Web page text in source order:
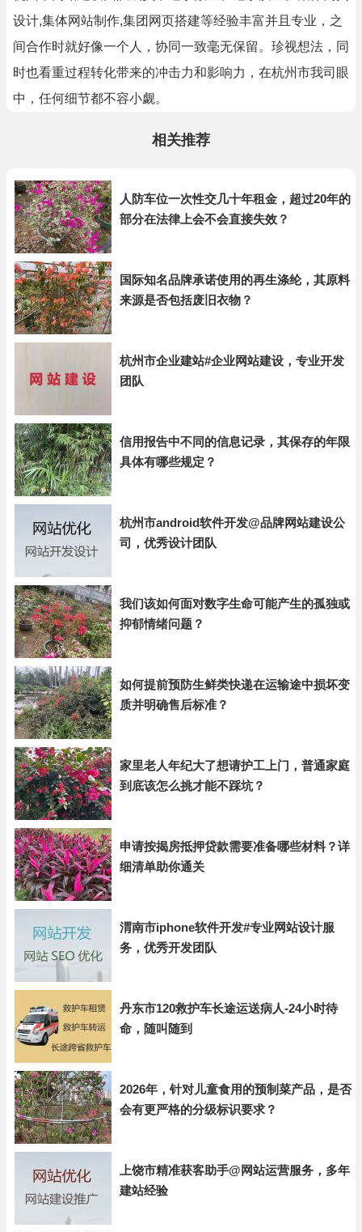
设计,集体网站制作,集团网页搭建等经验丰富并且专业，之
间合作时就好像一个人，协同一致毫无保留。珍视想法，同
时也看重过程转化带来的冲击力和影响力，在杭州市我司眼
中，任何细节都不容小觑。
相关推荐
人防车位一次性交几十年租金，超过20年的
部分在法律上会不会直接失效？
国际知名品牌承诺使用的再生涤纶，其原料
来源是否包括废旧衣物？
杭州市企业建站#企业网站建设，专业开发
团队
信用报告中不同的信息记录，其保存的年限
具体有哪些规定？
杭州市android软件开发@品牌网站建设公
司，优秀设计团队
我们该如何面对数字生命可能产生的孤独或
抑郁情绪问题？
如何提前预防生鲜类快递在运输途中损坏变
质并明确售后标准？
家里老人年纪大了想请护工上门，普通家庭
到底该怎么挑才能不踩坑？
申请按揭房抵押贷款需要准备哪些材料？详
细清单助你通关
渭南市iphone软件开发#专业网站设计服
务，优秀开发团队
丹东市120救护车长途运送病人-24小时待
命，随叫随到
2026年，针对儿童食用的预制菜产品，是否
会有更严格的分级标识要求？
上饶市精准获客助手@网站运营服务，多年
建站经验